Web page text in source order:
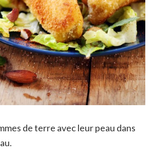
de terre avec leur peau dans